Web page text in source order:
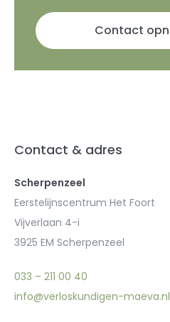
Contact
Contact & adres
Scherpenzeel
Eerstelijnscentrum Het Foort
Vijverlaan 4-i
3925 EM Scherpenzeel
033 – 211 00 40
info@verloskundigen-maeva.nl